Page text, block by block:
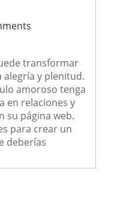
transformar
y plenitud.
amoroso tenga
en relaciones y
su página web.
para crear un
deberías